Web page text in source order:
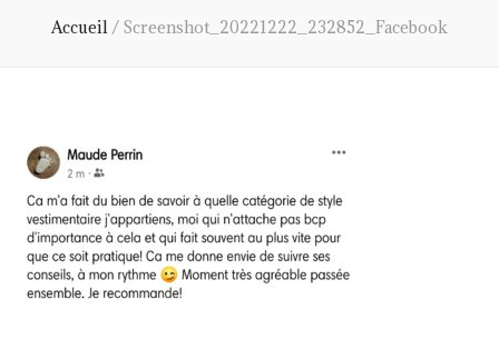
Accueil / Screenshot_20221222_232852_Facebook